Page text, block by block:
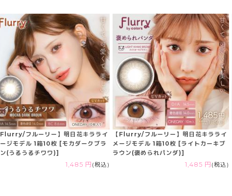
フルーリー】明日花キラライ
ジモデル 1箱10枚 [モカダークブラ
(うるうるチワワ)]
1,485 円 (税込)
【Flurry/フルーリー】明日花キラライ
メージモデル 1箱10枚 [ライトカーキブ
ラウン(褒められパンダ)]
1,485 円 (税込)